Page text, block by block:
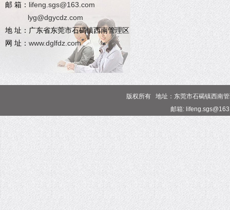
邮 箱： lifeng.sgs@163.com
lyg@dgycdz.com
地 址：广东省东莞市石碣镇西南管理区
网 址： www.dglfdz.com
版权所有 地址：东莞市石碣镇西南
邮箱: